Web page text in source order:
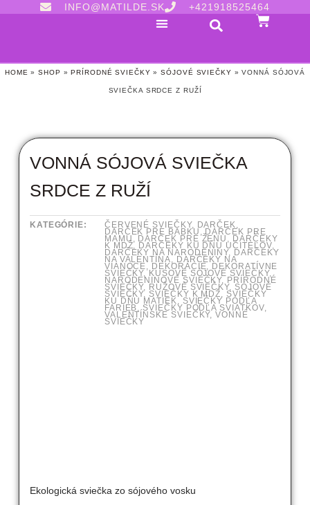
INFO@MATILDE.SK +421918525464
HOME »SHOP »PRÍRODNÉ SVIEČKY »SÓJOVÉ SVIEČKY »VONNÁ SÓJOVÁ
SVIEČKA SRDCE Z RUŽÍ
VONNÁ SÓJOVÁ SVIEČKA
SRDCE Z RUŽÍ
KATEGÓRIE: ČERVENÉ SVIEČKY, DARČEK,
DARČEK PRE BABKU ,DARČEK PRE
MAMU, DARČEK PRE ŽENU , DARČEKY
K MDŽ, DARČEKY KU DŇU UČITEĽOV,
DARČEKY NA NARODENINY, DARČEKY
NA VALENTÍNA, DARČEKY NA
VIANOCE, DEKORÁCIE, DEKORATÍVNE
SVIEČKY, KUSOVÉ SÓJOVÉ SVIEČKY,
NARODENINOVÉ SVIEČKY, PRÍRODNÉ
SVIEČKY, RUŽOVÉ SVIEČKY, SÓJOVÉ
SVIEČKY, SVIEČKY K MDŽ, SVIEČKY
KU DŇU MATIEK, SVIEČKY PODĽA
FARIEB,SVIEČKY PODĽA SVIATKOV,
VALENTÍNSKE SVIEČKY,VONNÉ
SVIEČKY
Ekologická sviečka zo sójového vosku